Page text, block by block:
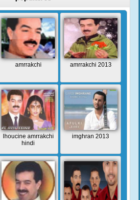
amrrakchi amrrakchi 2013
lhoucine amrrakchi
hindi
imghran 2013